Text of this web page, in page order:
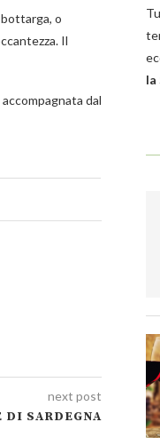
o
Il
dal
next post
SARDEGNA
la